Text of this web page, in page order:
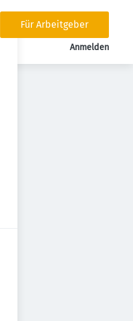
Für Arbeitgeber
Anmelden